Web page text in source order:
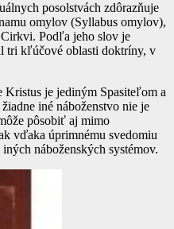
posolstvách zdôrazňuje
omylov (Syllabus omylov),
Podľa jeho slov je
tri kľúčové oblasti doktríny, v
je jediným Spasiteľom a
iné náboženstvo nie je
pôsobiť aj mimo
vďaka úprimnému svedomiu
náboženských systémov.